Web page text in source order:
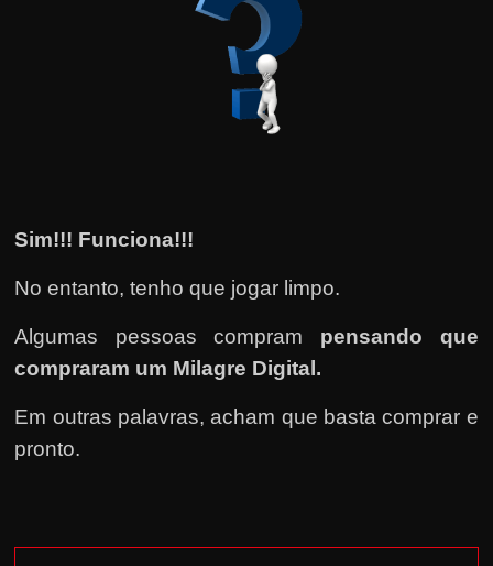
Sim!!! Funciona!!!
No entanto, tenho que jogar limpo.
Algumas pessoas compram pensando que
compraram um Milagre Digital.
Em outras palavras, acham que basta comprar e
pronto.